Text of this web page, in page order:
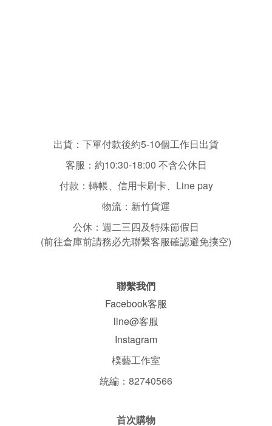
出貨：下單付款後約5-10個工作日出貨
客服： 約10:30-18:00 不含公休日
付款：轉帳、信用卡刷卡、Line pay
物流：新竹貨運
公休： 週二三四及特殊節假日
(前往倉庫前請務必先聯繫客服確認避免撲空)
聯繫我們
Facebook客服
line@客服
Instagram
樸藝工作室
統編：82740566
首次購物